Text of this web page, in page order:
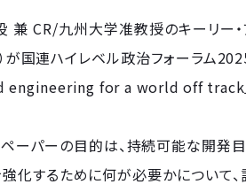
兼 CR/九州大学准教授のキーリー
が国連ハイレベル政治フォーラ
engineering for a world off track」
ーパーの目的は、持続可能な開発目
化するために何が必要かについて